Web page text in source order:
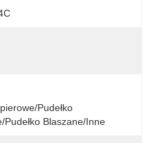
pudełko
pudełko Blaszane/inne